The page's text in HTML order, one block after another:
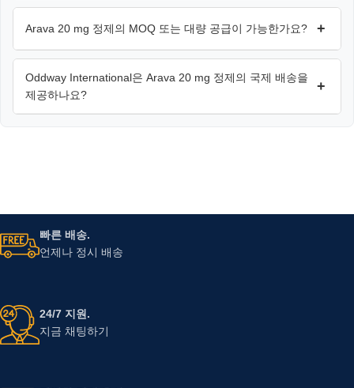
Arava 20 mg 정제의 MOQ 또는 대량 공급이 가능한가요? +
Oddway International은 Arava 20 mg 정제의 국제 배송을
제공하나요?
+
빠른 배송.
언제나 정시 배송
24/7 지원.
지금 채팅하기